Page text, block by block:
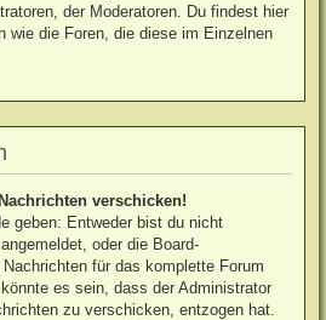
der Moderatoren. Du findest hier
wie die Foren, die diese im Einzelnen
verschicken!
geben: Entweder bist du nicht
oder die Board-
für das komplette Forum
es sein, dass der Administrator
zu verschicken, entzogen hat.